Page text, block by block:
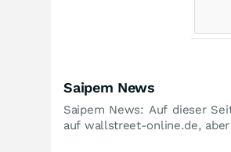
Saipem News
Saipem News: Auf dieser
auf wallstreet-online.de, aber